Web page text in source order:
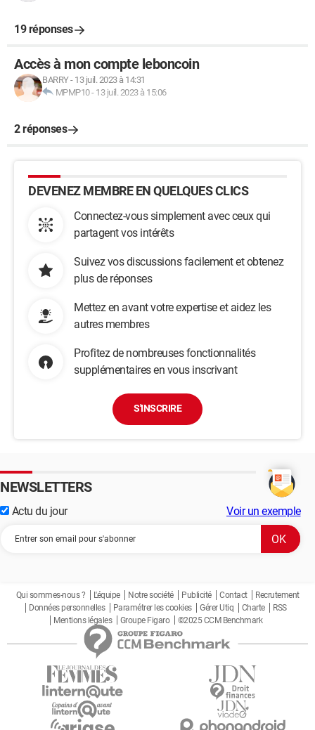
19 réponses
Accès à mon compte leboncoin
BARRY- 13 juil. 2023 à 14:31
MPMP10- 13 juil. 2023 à 15:06
2 réponses
DEVENEZ MEMBRE EN QUELQUES CLICS
Connectez-vous simplement avec ceux qui
partagent vos intérêts
Suivez vos discussions facilement et obtenez
plus de réponses
Mettez en avant votre expertise et aidez les
autres membres
Profitez de nombreuses fonctionnalités
supplémentaires en vous inscrivant
S'INSCRIRE
NEWSLETTERS
Actu du jour Voir un exemple
Qui sommes-nous ? L'équipe Notre société Publicité Contact
Recrutement
Données personnelles
Paramétrer les cookies Gérer Utiq Charte
RSS
Mentions légales
Groupe Figaro ©2025 CCM Benchmark